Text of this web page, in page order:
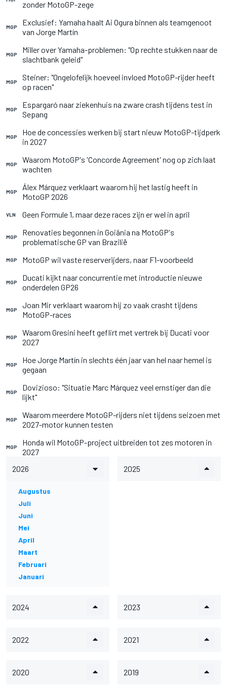
zonder MotoGP-zege
MGP
Exclusief: Yamaha haalt Ai Ogura binnen als teamgenoot
van Jorge Martín
MGP
Miller over Yamaha-problemen: "Op rechte stukken naar de
slachtbank geleid"
MGP
Steiner: "Ongelofelijk hoeveel invloed MotoGP-rijder heeft
op racen"
MGP
Espargaró naar ziekenhuis na zware crash tijdens test in
Sepang
MGP
Hoe de concessies werken bij start nieuw MotoGP-tijdperk
in 2027
MGP
Waarom MotoGP's 'Concorde Agreement' nog op zich laat
wachten
MGP
Álex Márquez verklaart waarom hij het lastig heeft in
MotoGP 2026
VLN Geen Formule 1, maar deze races zijn er wel in april
MGP
Renovaties begonnen in Goiânia na MotoGP's
problematische GP van Brazilië
MGP MotoGP wil vaste reserverijders, naar F1-voorbeeld
MGP
Ducati kijkt naar concurrentie met introductie nieuwe
onderdelen GP26
MGP
Joan Mir verklaart waarom hij zo vaak crasht tijdens
MotoGP-races
MGP
Waarom Gresini heeft geflirt met vertrek bij Ducati voor
2027
MGP
Hoe Jorge Martín in slechts één jaar van hel naar hemel is
gegaan
MGP
Dovizioso: "Situatie Marc Márquez veel ernstiger dan die
lijkt"
MGP
Waarom meerdere MotoGP-rijders niet tijdens seizoen met
2027-motor kunnen testen
MGP
Honda wil MotoGP-project uitbreiden tot zes motoren in
2027
2026
Augustus
Juli
Juni
Mei
April
Maart
Februari
Januari
2025
2024 2023
2022 2021
2020 2019